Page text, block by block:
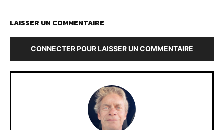
LAISSER UN COMMENTAIRE
CONNECTER POUR LAISSER UN COMMENTAIRE